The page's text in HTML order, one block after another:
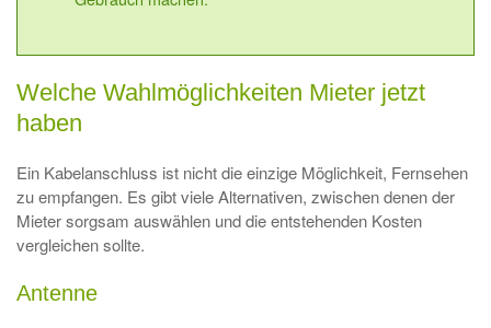
Welche Wahlmöglichkeiten Mieter jetzt
haben
Ein Kabelanschluss ist nicht die einzige Möglichkeit, Fernsehen
zu empfangen. Es gibt viele Alternativen, zwischen denen der
Mieter sorgsam auswählen und die entstehenden Kosten
vergleichen sollte.
Antenne